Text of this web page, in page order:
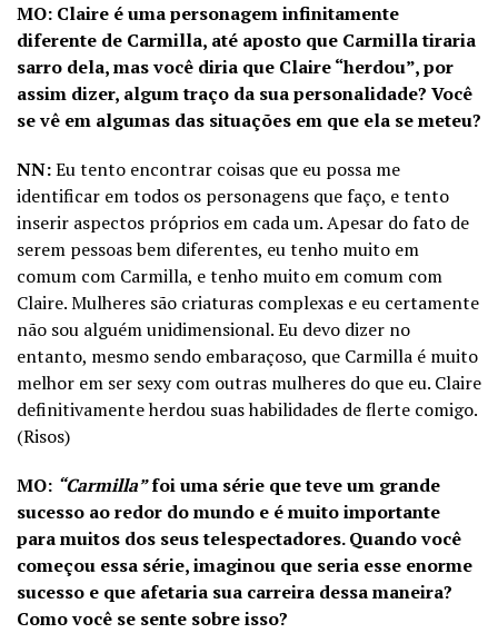
MO: Claire é uma personagem infinitamente
diferente de Carmilla, até aposto que Carmilla tiraria
sarro dela, mas você diria que Claire “herdou”, por
assim dizer, algum traço da sua personalidade? Você
se vê em algumas das situações em que ela se meteu?
NN:Eu tento encontrar coisas que eu possa me
identificar em todos os personagens que faço, e tento
inserir aspectos próprios em cada um. Apesar do fato de
serem pessoas bem diferentes, eu tenho muito em
comum com Carmilla, e tenho muito em comum com
Claire. Mulheres são criaturas complexas e eu certamente
não sou alguém unidimensional. Eu devo dizer no
entanto, mesmo sendo embaraçoso, que Carmilla é muito
melhor em ser sexy com outras mulheres do que eu. Claire
definitivamente herdou suas habilidades de flerte comigo.
(Risos)
MO: “Carmilla”foi uma série que teve um grande
sucesso ao redor do mundo e é muito importante
para muitos dos seus telespectadores. Quando você
começou essa série, imaginou que seria esse enorme
sucesso e que afetaria sua carreira dessa maneira?
Como você se sente sobre isso?